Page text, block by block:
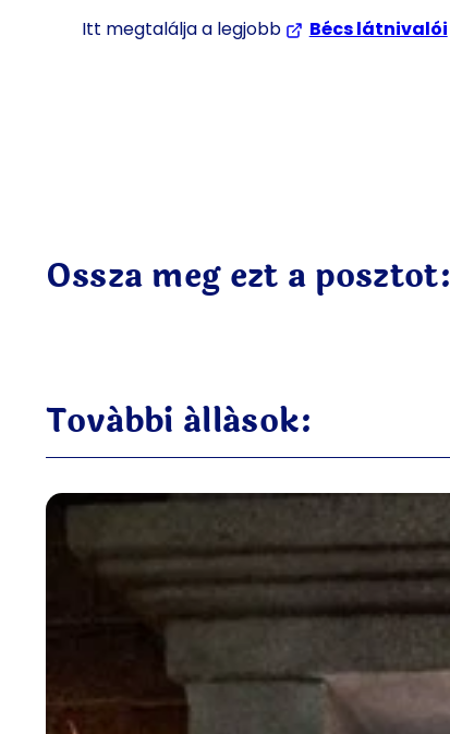
Itt megtalálja a legjobb
Bécs látnivalói
Ossza meg ezt a posztot:
További állások: